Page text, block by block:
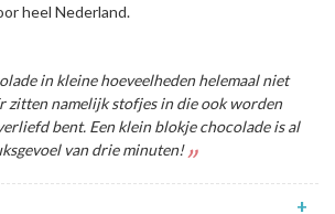
heel Nederland.
+
in kleine hoeveelheden helemaal niet
zitten namelijk stofjes in die ook worden
bent. Een klein blokje chocolade is al
van drie minuten!